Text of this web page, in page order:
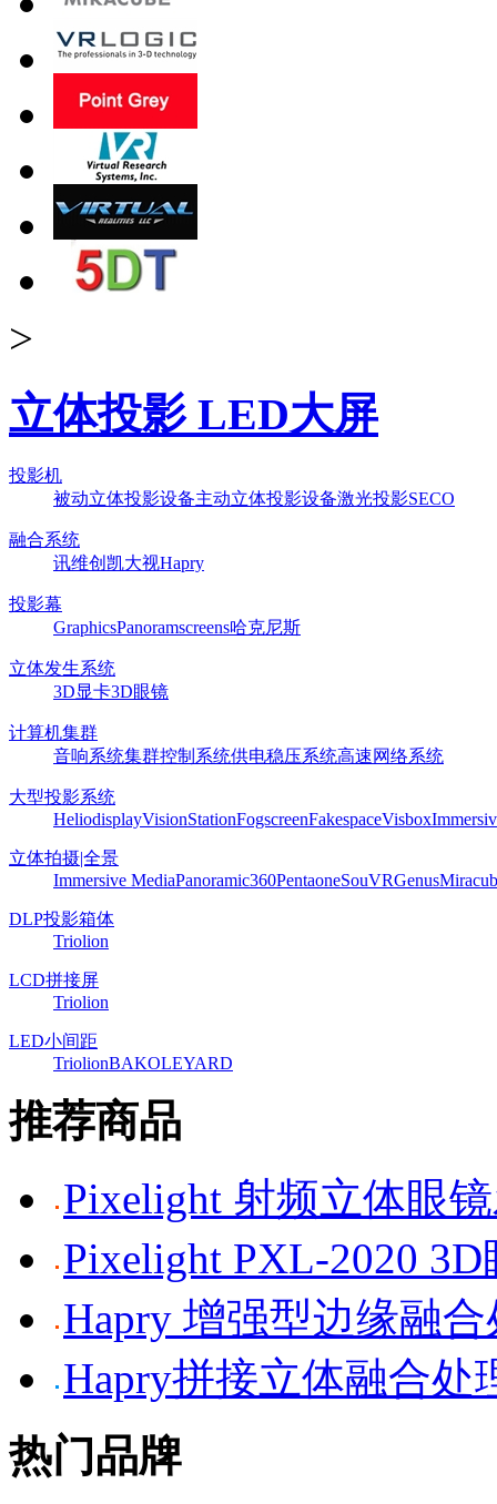
>
立体投影 LED大屏
投影机
被动立体投影设备主动立体投影设备激光投影SECO
融合系统
讯维创凯大视Hapry
投影幕
GraphicsPanoramscreens哈克尼斯
立体发生系统
3D显卡3D眼镜
计算机集群
音响系统集群控制系统供电稳压系统高速网络系统
大型投影系统
HeliodisplayVisionStationFogscreenFakespaceVisbox
立体拍摄|全景
Immersive MediaPanoramic360PentaoneSouVRGenus
DLP投影箱体
Triolion
LCD拼接屏
Triolion
LED小间距
TriolionBAKOLEYARD
推荐商品
Pixelight 射频立体眼
Pixelight PXL-2020 3D
Hapry 增强型边缘融
Hapry拼接立体融合处
热门品牌